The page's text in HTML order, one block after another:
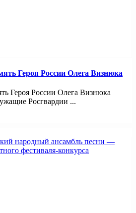
Героя России Олега Визнюка
Героя России Олега Визнюка
Росгвардии ...